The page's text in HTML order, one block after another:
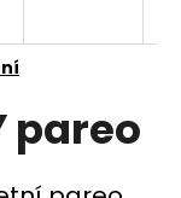
pareo